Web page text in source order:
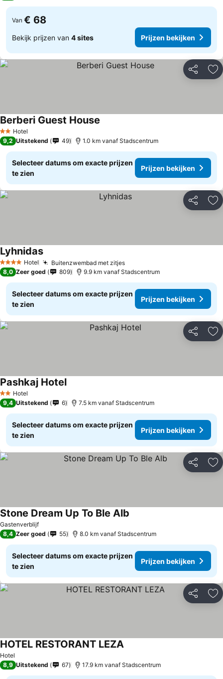
Van € 68
Bekijk prijzen van 4 sites Prijzen bekijken
Delen
2 Sterren
Hotel
Berberi Guest House
9,2 Uitstekend 49 1.0 km vanaf Stadscentrum
Selecteer datums om exacte prijzen
te zien
Prijzen bekijken
Delen
4 SterrenHotel Buitenzwembad met zitjes
Lyhnidas
8,0 Zeer goed 809 9.9 km vanaf Stadscentrum
Selecteer datums om exacte prijzen
te zien
Prijzen bekijken
Delen
2 Sterren
Hotel
Pashkaj Hotel
9,4 Uitstekend 6 7.5 km vanaf Stadscentrum
Selecteer datums om exacte prijzen
te zien
Prijzen bekijken
Delen
Gastenverblijf
Stone Dream Up To Ble Alb
8,4 Zeer goed 55 8.0 km vanaf Stadscentrum
Selecteer datums om exacte prijzen
te zien
Prijzen bekijken
Delen
Hotel
HOTEL RESTORANT LEZA
8,9 Uitstekend 67 17.9 km vanaf Stadscentrum